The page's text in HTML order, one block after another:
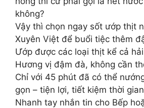
không?
Vậy thì chọn ngay sốt ướp thịt
Xuyên Việt để buổi tiệc thêm
Ướp được các loại thịt kể cả
Hương vị đậm đà, không cần
Chỉ với 45 phút đã có thể
gọn – tiện lợi, tiết kiệm thời
Nhanh tay nhắn tin cho Bếp